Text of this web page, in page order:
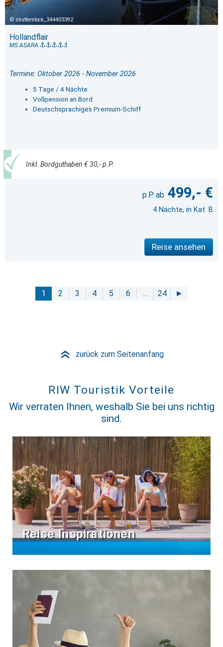
shutterstock_344403392
Hollandflair
MS ASARA
Termine: Oktober 2026 - November 2026
5 Tage / 4 Nächte
Vollpension an Bord
Deutschsprachiges Premium-Schiff
Inkl. Bordguthaben € 30,- p.P.
499,- €
4 Nächte, in Kat. B
Reise ansehen
1 2 3 4 5 6 … 24 ►
» zurück zum Seitenanfang
RIW Touristik Vorteile
Wir verraten Ihnen, weshalb Sie bei uns richtig
sind.
Reise Inspirationen